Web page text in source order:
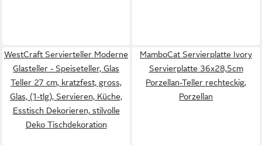
WestCraft Servierteller Moderne
Glasteller - Speiseteller, Glas
Teller 27 cm, kratzfest, gross,
Glas, (1-tlg), Servieren, Küche,
Esstisch Dekorieren, stilvolle
Deko Tischdekoration
MamboCat Servierplatte Ivory
Servierplatte 36x28,5cm
Porzellan-Teller rechteckig,
Porzellan